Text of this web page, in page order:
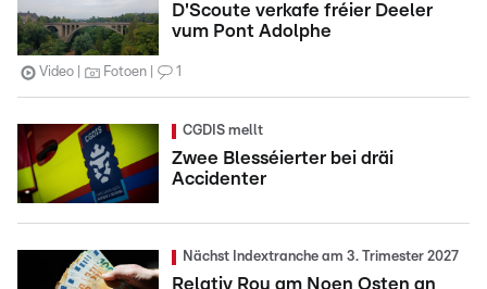
D'Scoute verkafe fréier Deeler
vum Pont Adolphe
Video Fotoen 1
CGDIS mellt
Zwee Blesséierter bei dräi
Accidenter
Nächst Indextranche am 3. Trimester 2027
Relativ Rou am Noen Osten an